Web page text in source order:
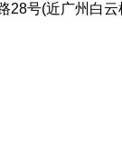
28号(近广州白云